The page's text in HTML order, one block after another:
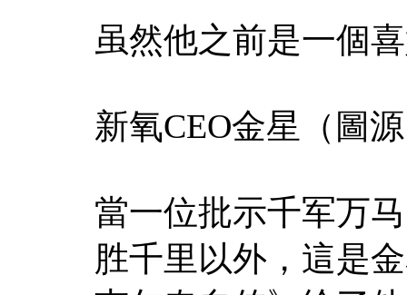
虽然他之前是一個
新氧CEO金星（圖
當一位批示千军万
胜千里以外，這是